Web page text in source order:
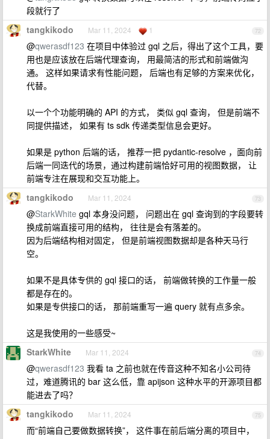
段就行了
72
tangkikodo Mar 11, 2024 1
@qwerasdf123 在项目中体验过 gql 之后，得出了这个工具，要
用也是应该放在后端代理查询， 用最简洁的形式和前端做沟
通。 这样如果请求有性能问题， 后端也有足够的方案来优化，
代替。
以一个个功能明确的 API 的方式， 类似 gql 查询， 但是前端不
同提供描述， 如果有 ts sdk 传递类型信息会更好。
如果是 python 后端的话， 推荐一把 pydantic-resolve ，面向前
后端一同迭代的场景，通过构建前端恰好可用的视图数据， 让
前端专注在展现和交互功能上。
73
tangkikodo Mar 11, 2024
@StarkWhite gql 本身没问题， 问题出在 gql 查询到的字段要转
换成前端直接可用的结构， 往往是会有落差的。
因为后端结构相对固定， 但是前端视图数据却是各种天马行
空。
如果不是具体专供的 gql 接口的话， 前端做转换的工作量一般
都是存在的。
如果是专供接口的话， 那前端重写一遍 query 就有点多余。
这是我使用的一些感受~
74
StarkWhite Mar 11, 2024
@qwerasdf123 我看 ta 之前也就在传音这种不知名小公司待
过，难道腾讯的 bar 这么低，靠 apijson 这种水平的开源项目都
能进去了吗？
75
tangkikodo Mar 11, 2024
而“前端自己要做数据转换”， 这件事在前后端分离的项目中，